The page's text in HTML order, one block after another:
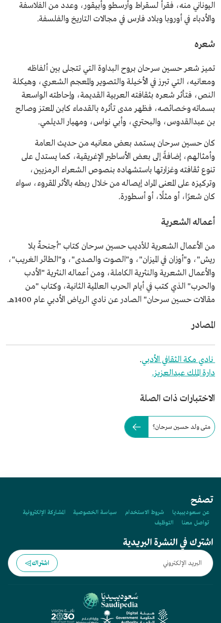
اليوناني منه، فقرأ لسقراط وأرسطو وأبيقور، وعدد من الفلاسفة
والأدباء في أوروبا وبلاد فارس في مجالات التاريخ والفلسفة.
شعره
تميز شعر حسين سرحان بروح البداوة التي تتجلى بين ألفاظه
ومعانيه، التي تبرز في الأخيلة والتصوير والمعجم الشعري، وهيكلة
النص، فتأثر شعره بثقافته العربية القديمة، وإحاطته الواسعة
بسماته وخصائصه، فظهر مدى تأثره بالقدماء كابن المعتز وصالح
بن عبدالقدوس، والبحتري، وأبي نواس، ومهيار الديلمي.
كان حسين سرحان يستمد بعض معانيه من حديث العامة
وأمثالهم، إضافةً إلى بعض الأساطير الإغريقية، كما يستدل على
تنوع ثقافته وغزارتها باستشهاده بنصوص الشعراء الرمزيين،
وتركيزه على المعنى المراد إيصاله من خلال ربطه بالأثر المقروء، سواء
كان شعرًا، أو مثلًا، أو أسطورة.
أعماله الشعرية
من الأعمال الشعرية للأديب حسين سرحان كتاب "أجنحةٌ بلا
ريش"، و"أوزان في الميزان"، و"الصوت والصدى"، و"الطائر الغريب"،
والأعمال الشعرية والنثرية الكاملة، ومن أعماله النثرية "الأدب
والحرب" الذي كتب في أيام الحرب العالمية الثانية، وكتاب "من
مقالات حسين سرحان" الصادر عن نادي الرياض الأدبي عام 1400هـ.
المصادر
نادي مكة الثقافي الأدبي.
دارة الملك عبدالعزيز.
الاختبارات ذات الصلة
متى ولد حسين سرحان؟
تصفح
عن سعوديبيديا شروط الاستخدام سياسة الخصوصية
المشاركة الإلكترونية
تواصل معنا
التوظيف
اشترك في النشرة البريدية
اشتراك